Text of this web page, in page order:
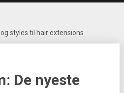
styles til hair extensions
De nyeste